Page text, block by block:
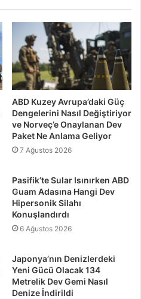
ABD Kuzey Avrupa’daki Güç
Dengelerini Nasıl Değiştiriyor
ve Norveç’e Onaylanan Dev
Paket Ne Anlama Geliyor
7 Ağustos 2026
Pasifik’te Sular Isınırken ABD
Guam Adasına Hangi Dev
Hipersonik Silahı
Konuşlandırdı
6 Ağustos 2026
Japonya’nın Denizlerdeki
Yeni Gücü Olacak 134
Metrelik Dev Gemi Nasıl
Denize İndirildi